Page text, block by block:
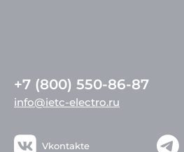
+7 (800) 550-86-87
info@ietc-electro.ru
Vkontakte